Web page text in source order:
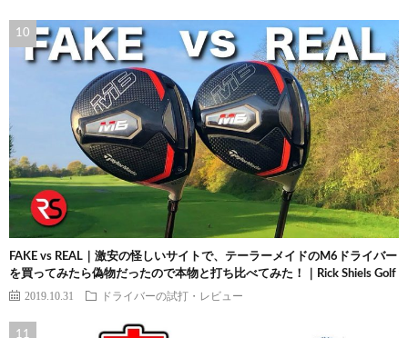
FAKE vs REAL｜激安の怪しいサイトで、テーラーメイドのM6ドライバー
を買ってみたら偽物だったので本物と打ち比べてみた！｜Rick Shiels Golf
2019.10.31 ドライバーの試打・レビュー